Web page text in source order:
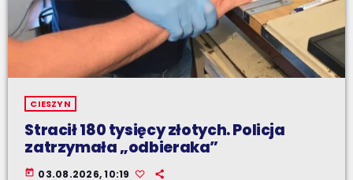
CIESZYN
Stracił 180 tysięcy złotych. Policja
zatrzymała „odbieraka”
today 03.08.2026, 10:19